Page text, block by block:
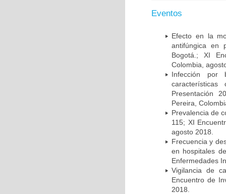
Eventos
Efecto en la
antifúngica en
Bogotá.; XI
Colombia,
Infección por
Presentación
Pereira,
Prevalencia de
115; XI
agosto 2018.
Frecuencia y
en hospitales
Enfermedades
Vigilancia de
Encuentro de
2018.